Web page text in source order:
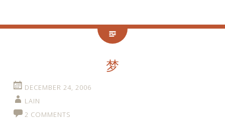
梦
DECEMBER 24, 2006
LAIN
2 COMMENTS